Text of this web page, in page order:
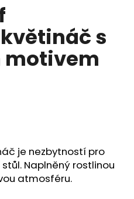
s
motivem
je nezbytností pro
Naplněný rostlinou
atmosféru.